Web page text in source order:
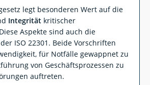
legt besonderen Wert auf die
Integrität kritischer
Aspekte sind auch die
ISO 22301. Beide Vorschriften
für Notfälle gewappnet zu
von Geschäftsprozessen zu
auftreten.